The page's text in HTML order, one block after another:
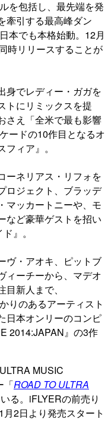
を包括し、最先端を発
牽引する最高峰ダン
本でも本格始動。12月
時リリースすることが
身でレディー・ガガを
トにリミックスを提
さえ「全米で最も影響
ードの10作目となるオ
ィア』。
ーネリアス・リフォを
ロジェクト、ブラッデ
マッカートニーや、モ
など豪華ゲストを招い
』。
ヴ・アオキ、ピットブ
ィーチーから、マデオ
新人まで、
りのあるアーティスト
日本オンリーのコンピ
2014:JAPAN』の3作
ULTRA MUSIC
「ROAD TO ULTRA
る。iFLYERの前売り
2日より発売スタート